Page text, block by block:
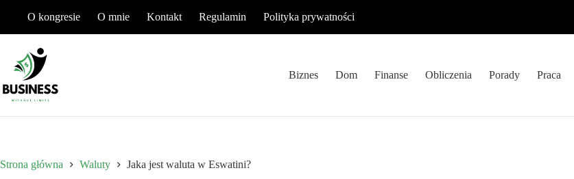
O kongresie O mnie Kontakt Regulamin Polityka prywatności
Biznes Dom Finanse Obliczenia Porady Praca
Strona główna Waluty Jaka jest waluta w Eswatini?